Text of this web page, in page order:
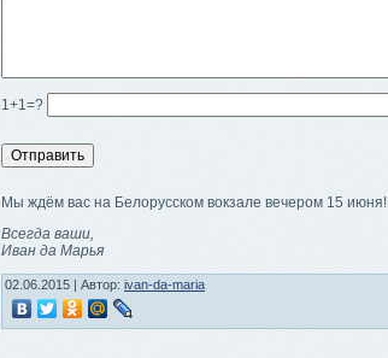
1+1=?
Мы ждём вас на Белорусском вокзале вечером 15 июня!
Всегда ваши,
Иван да Марья
02.06.2015 | Автор: ivan-da-maria